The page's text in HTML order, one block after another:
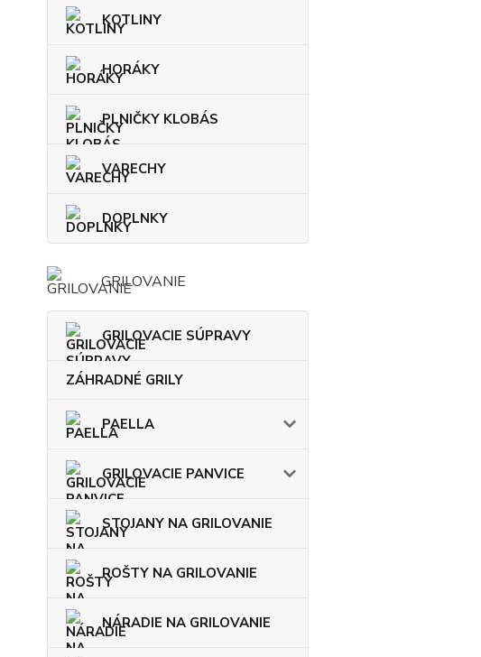
KOTLINY
HORÁKY
PLNIČKY KLOBÁS
VARECHY
DOPLNKY
GRILOVANIE
GRILOVACIE SÚPRAVY
ZÁHRADNÉ GRILY
PAELLA
GRILOVACIE PANVICE
STOJANY NA GRILOVANIE
ROŠTY NA GRILOVANIE
NÁRADIE NA GRILOVANIE